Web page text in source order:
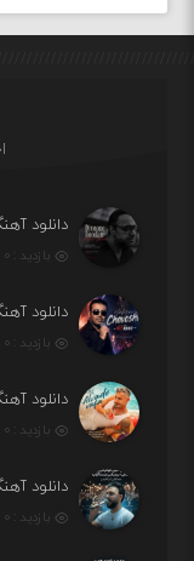
دانلود
بازدید : ۰ بازدید بار /
دانلود
بازدید : ۰ بازدید بار /
دانلود
بازدید : ۰ بازدید بار /
بازدید : ۰ بازدید بار /